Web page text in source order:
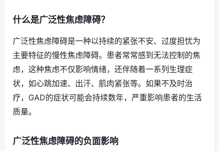
什么是广泛性焦虑障碍？
广泛性焦虑障碍是一种以持续的紧张不安、过度担忧为
主要特征的慢性焦虑障碍。患者常常感到无法控制的焦
虑，这种焦虑不仅影响情绪，还伴随着一系列生理症
状，如心跳加速、出汗、肌肉紧张等。如果不及时治
疗，GAD的症状可能会持续数年，严重影响患者的生活
质量。
广泛性焦虑障碍的负面影响